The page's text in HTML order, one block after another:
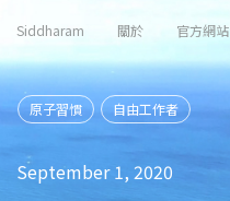
Siddharam 關於 官方網站
原子習慣 自由工作者
September 1, 2020